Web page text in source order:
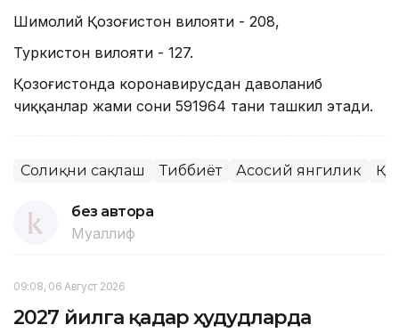
Шимолий Қозоғистон вилояти - 208,
Туркистон вилояти - 127.
Қозоғистонда коронавирусдан даволаниб
чиққанлар жами сони 591964 тани ташкил этади.
Соғлиқни сақлаш Тиббиёт Асосий янгилик ҚР
без автора
Муаллиф
09:08, 06 Август 2026
2027 йилга қадар ҳудудларда